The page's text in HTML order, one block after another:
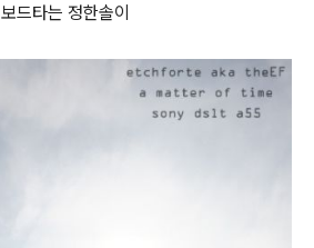
보드타는 정한솔이